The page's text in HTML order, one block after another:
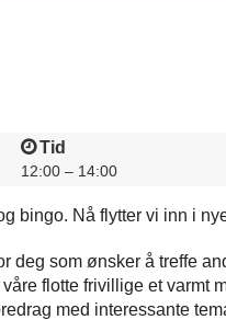
Tid
12:00 – 14:00
bingo. Nå flytter vi inn i
deg som ønsker å treffe
flotte frivillige et
med interessante